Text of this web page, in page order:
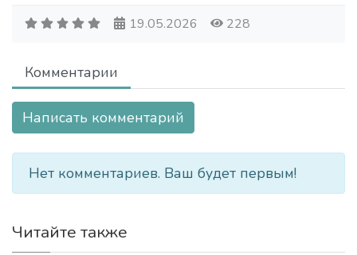
19.05.2026 228
Комментарии
Написать комментарий
Нет комментариев. Ваш будет первым!
Читайте также